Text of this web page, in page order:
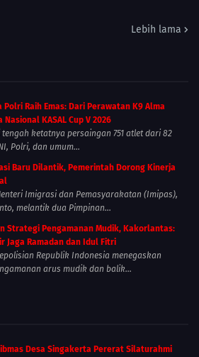
Lebih lama
Polri Raih Emas: Dari Perawatan K9 Alma
Nasional KASAL Cup V 2026
tengah ketatnya persaingan 751 atlet dari 82
Polri, dan umum...
Baru Dilantik, Pemerintah Dorong Kinerja
Imigrasi dan Pemasyarakatan (Imipas),
melantik dua Pimpinan...
Strategi Pengamanan Mudik, Kakorlantas:
Jaga Ramadan dan Idul Fitri
Republik Indonesia menegaskan
arus mudik dan balik...
Desa Singakerta Pererat Silaturahmi